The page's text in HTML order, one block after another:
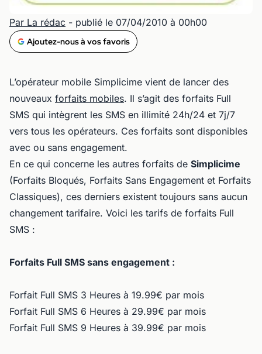
Par La rédac - publié le 07/04/2010 à 00h00
Ajoutez-nous à vos favoris
L’opérateur mobile Simplicime vient de lancer des
nouveaux forfaits mobiles. Il s’agit des forfaits Full
SMS qui intègrent les SMS en illimité 24h/24 et 7j/7
vers tous les opérateurs. Ces forfaits sont disponibles
avec ou sans engagement.
En ce qui concerne les autres forfaits de Simplicime
(Forfaits Bloqués, Forfaits Sans Engagement et Forfaits
Classiques), ces derniers existent toujours sans aucun
changement tarifaire. Voici les tarifs de forfaits Full
SMS :
Forfaits Full SMS sans engagement :
Forfait Full SMS 3 Heures à 19.99€ par mois
Forfait Full SMS 6 Heures à 29.99€ par mois
Forfait Full SMS 9 Heures à 39.99€ par mois